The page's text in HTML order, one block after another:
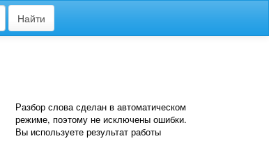
Найти
Разбор слова сделан в автоматическом
режиме, поэтому не исключены ошибки.
Вы используете результат работы